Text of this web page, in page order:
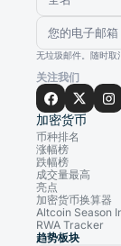
无垃圾邮件。随时取
关注我们
加密货币
币种排名
涨幅榜
跌幅榜
成交量最高
亮点
加密货币换算器
Altcoin Season
RWA Tracker
趋势板块